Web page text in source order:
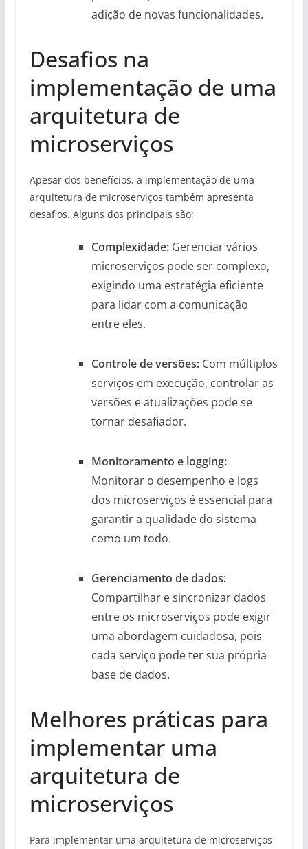
adição de novas funcionalidades.
Desafios na
implementação de uma
arquitetura de
microserviços
Apesar dos benefícios, a implementação de uma
arquitetura de microserviços também apresenta
desafios. Alguns dos principais são:
Complexidade:Gerenciar vários
microserviços pode ser complexo,
exigindo uma estratégia eficiente
para lidar com a comunicação
entre eles.
Controle de versões:Com múltiplos
serviços em execução, controlar as
versões e atualizações pode se
tornar desafiador.
Monitoramento e logging:
Monitorar o desempenho e logs
dos microserviços é essencial para
garantir a qualidade do sistema
como um todo.
Gerenciamento de dados:
Compartilhar e sincronizar dados
entre os microserviços pode exigir
uma abordagem cuidadosa, pois
cada serviço pode ter sua própria
base de dados.
Melhores práticas para
implementar uma
arquitetura de
microserviços
Para implementar uma arquitetura de microserviços